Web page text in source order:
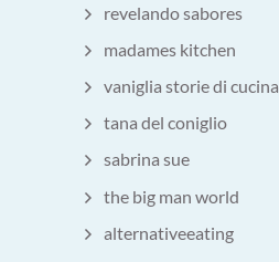
revelando sabores
madames kitchen
vaniglia storie di cucina
tana del coniglio
sabrina sue
the big man world
alternativeeating